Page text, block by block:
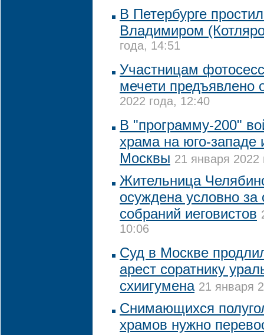
В Петербурге
Владимиром
года, 14:51
Участницам
мечети предъявлено
2022 года, 12:40
В "программу-200"
храма на юго-западе
Москвы 21 января 2022
Жительница
осуждена условно за
собраний иеговистов
10:06
Суд в Москве
арест соратнику
схиигумена 21 января
Снимающихся
храмов нужно